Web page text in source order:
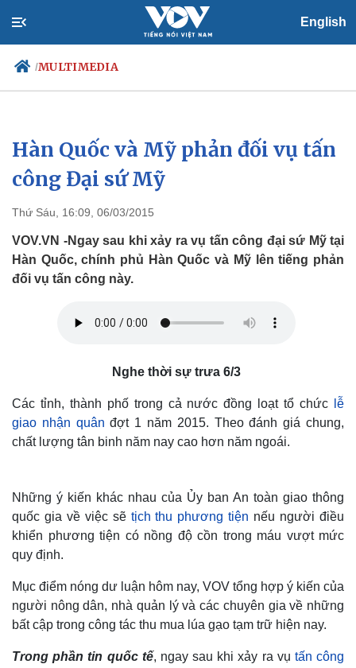
English
/MULTIMEDIA
Chính trị
Đảng
Tổ chức nhân sự
Nhận diện sự thật
Xã hội
Việc làm
Biển đảo
Hàn Quốc và Mỹ phản đối vụ tấn
công Đại sứ Mỹ
Thứ Sáu, 16:09, 06/03/2015
VOV.VN -Ngay sau khi xảy ra vụ tấn công đại sứ Mỹ tại
Hàn Quốc, chính phủ Hàn Quốc và Mỹ lên tiếng phản
đối vụ tấn công này.
Nghe thời sự trưa 6/3
Các tỉnh, thành phố trong cả nước đồng loạt tổ chức
lễ
giao nhận quânđợt 1 năm 2015. Theo đánh giá chung,
chất lượng tân binh năm nay cao hơn năm ngoái.
Những ý kiến khác nhau của Ủy ban An toàn giao thông
quốc gia về việc sẽtịch thu phương tiện nếu người điều
khiển phương tiện có nồng độ cồn trong máu vượt mức
quy định.
Mục điểm nóng dư luận hôm nay, VOV tổng hợp ý kiến của
người nông dân, nhà quản lý và các chuyên gia về những
bất cập trong công tác thu mua lúa gạo tạm trữ hiện nay.
Trong phần tin quốc tế, ngay sau khi xảy ra vụ tấn công